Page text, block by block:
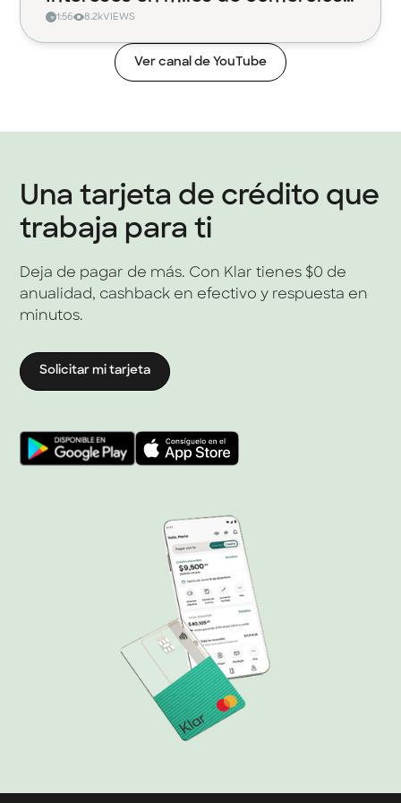
con Klar
1:56 8.2kVIEWS
Ver canal de YouTube
Una tarjeta de crédito que
trabaja para ti
Deja de pagar de más. Con Klar tienes $0 de
anualidad, cashback en efectivo y respuesta en
minutos.
Solicitar mi tarjeta